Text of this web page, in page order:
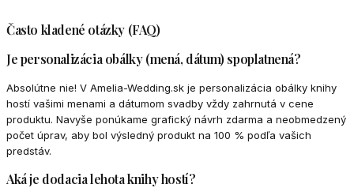
Často kladené otázky (FAQ)
Je personalizácia obálky (mená, dátum) spoplatnená?
Absolútne nie! V Amelia-Wedding.sk je personalizácia obálky knihy
hostí vašimi menami a dátumom svadby vždy zahrnutá v cene
produktu. Navyše ponúkame grafický návrh zdarma a neobmedzený
počet úprav, aby bol výsledný produkt na 100 % podľa vašich
predstáv.
Aká je dodacia lehota knihy hostí?